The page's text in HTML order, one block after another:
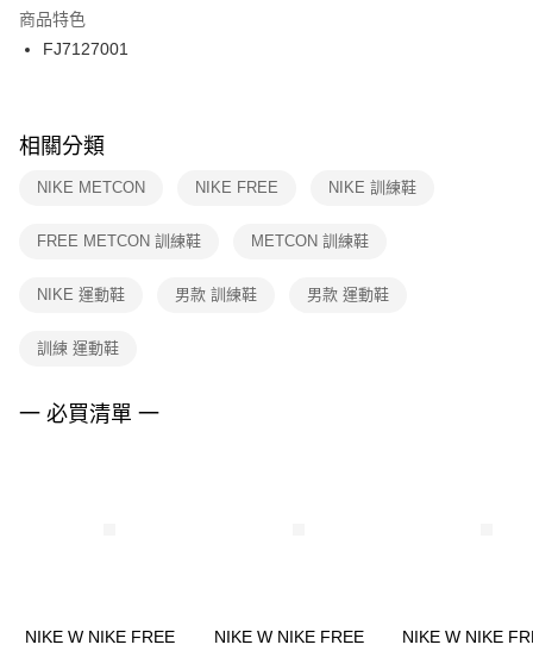
２．訂單成立數日內，您將收到繳費通知簡訊。
３．收到繳費通知簡訊後14天內，點擊此簡訊中的連結，可透過四大超商／
ATM／網路銀行／等多元方式進行付款，方視為交易完成。
※ 交易是否成功請以「AFTEE先享後付 」之結帳頁面顯示為準，若有關於
是否繳費成功／繳費後需取消欲退款等相關疑問，請聯繫「AFTEE先享後付
客戶支援中心」https://netprotections.freshdesk.com/support/home
１．透過由恩沛科技股份有限公司提供之「AFTEE先享後付」服務完成之交
權轉讓予恩沛科技股份有限公司。
３．未成年的使用者請事先徵得法定代理人或監護人之同意方可使用
４．使用「AFTEE先享後付」時，將依據個別帳號之用戶狀況，依本公司即
付款後門市自取
每筆NT$100，滿NT$1,500(含以上)免運費
商品特色
FJ7127001
相關分類
NIKE METCON NIKE FREE NIKE 訓練鞋
FREE METCON 訓練鞋 METCON 訓練鞋
NIKE 運動鞋 男款 訓練鞋 男款 運動鞋
訓練 運動鞋
一 必買清單 一
NIKE W NIKE FREE
NIKE W NIKE FREE
NIKE W NIKE